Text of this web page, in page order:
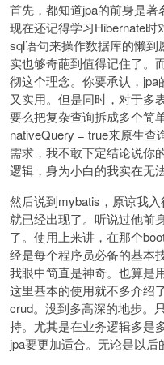
首先，都知道jpa的前身是
现在还记得学习Hibernate
sql语句来操作数据库的懒
实也够奇葩到值得记住了。
彻这个理念。你要承认，
又实用。但是同时，对于多
要么把复杂查询拆成多个简
nativeQuery = true来原生查
需求，我不敢下定结论说你
逻辑，身为小白的我实在无
然后说到mybatis，原谅我
就已经出现了。听说过他前
了。使用上来讲，在那个
经是每个程序员必备的基本
我眼中简直是神奇。也算是
这里基本的使用就不多介绍
crud。没到多高深的地步。
持。尤其是在业务逻辑多是
jpa要更加适合。无论是以后